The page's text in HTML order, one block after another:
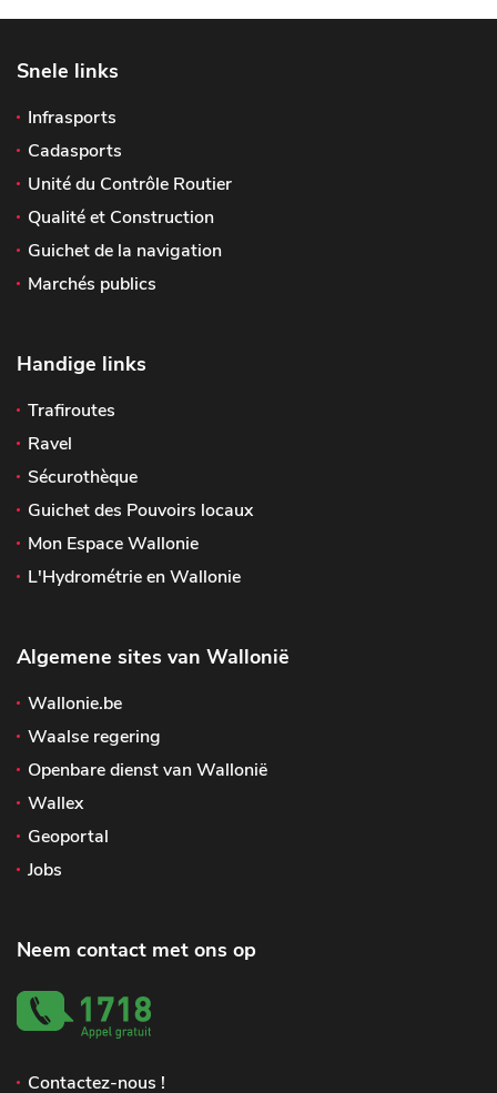
Snele links
Infrasports
Cadasports
Unité du Contrôle Routier
Qualité et Construction
Guichet de la navigation
Marchés publics
Handige links
Trafiroutes
Ravel
Sécurothèque
Guichet des Pouvoirs locaux
Mon Espace Wallonie
L'Hydrométrie en Wallonie
Algemene sites van Wallonië
Wallonie.be
Waalse regering
Openbare dienst van Wallonië
Wallex
Geoportal
Jobs
Neem contact met ons op
Contactez-nous !